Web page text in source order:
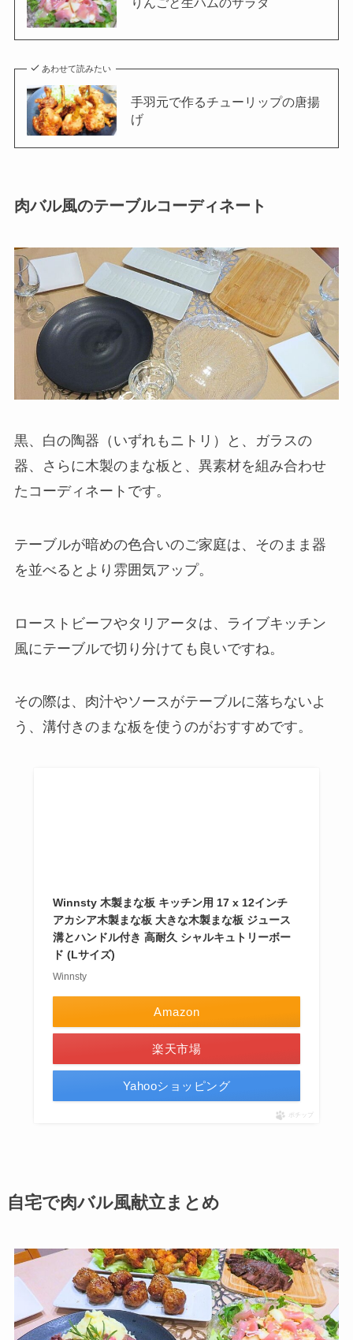
あわせて読みたい
手羽元で作るチューリップの唐揚
げ
肉バル風のテーブルコーディネート
黒、白の陶器（いずれもニトリ）と、ガラスの
器、さらに木製のまな板と、異素材を組み合わせ
たコーディネートです。
テーブルが暗めの色合いのご家庭は、そのまま器
を並べるとより雰囲気アップ。
ローストビーフやタリアータは、ライブキッチン
風にテーブルで切り分けても良いですね。
その際は、肉汁やソースがテーブルに落ちないよ
う、溝付きのまな板を使うのがおすすめです。
Winnsty 木製まな板 キッチン用 17 x 12インチ
アカシア木製まな板 大きな木製まな板 ジュース
溝とハンドル付き 高耐久 シャルキュトリーボー
ド (Lサイズ)
Winnsty
Amazon
楽天市場
Yahooショッピング
ポチップ
自宅で肉バル風献立まとめ